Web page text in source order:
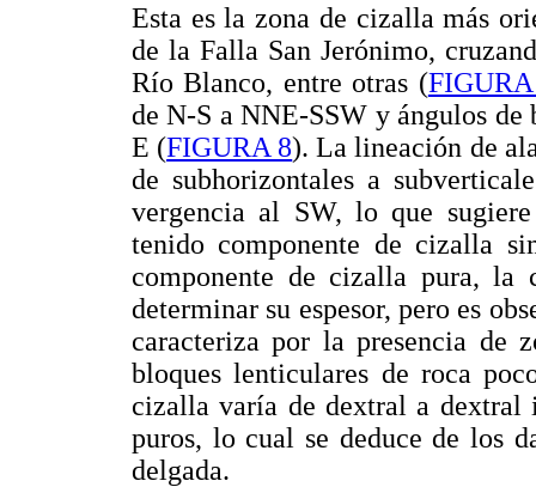
Esta es la zona de cizalla más
de la Falla San Jerónimo,
Río Blanco, entre otras (
de N-S a NNE-SSW y ángulos
E (FIGURA 8). La lineación de
de subhorizontales a
vergencia al SW, lo que
tenido componente de cizalla
componente de cizalla pura, la
determinar su espesor, pero es
caracteriza por la presencia de
bloques lenticulares de roca
cizalla varía de dextral a dextral
puros, lo cual se deduce de los
delgada.